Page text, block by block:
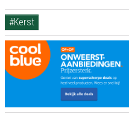
#Kerst